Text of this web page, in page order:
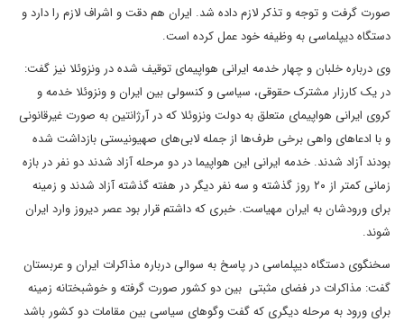
صورت گرفت و توجه و تذکر لازم داده شد. ایران هم دقت و اشراف لازم را دارد و
دستگاه دیپلماسی به وظیفه خود عمل کرده است.
وی درباره خلبان و چهار خدمه ایرانی هواپیمای توقیف شده در ونزوئلا نیز گفت:
در یک کارزار مشترک حقوقی، سیاسی و کنسولی بین ایران و ونزوئلا خدمه و
کروی ایرانی هواپیمای متعلق به دولت ونزوئلا که در آرژانتین به صورت غیرقانونی
و با ادعاهای واهی برخی طرف‌ها از جمله لابی‌های صهیونیستی بازداشت شده
بودند آزاد شدند. خدمه ایرانی این هواپیما در دو مرحله آزاد شدند دو نفر در بازه
زمانی کمتر از ۲۰ روز گذشته و سه نفر دیگر در هفته گذشته آزاد شدند و زمینه
برای ورودشان به ایران مهیاست. خبری که داشتم قرار بود عصر دیروز وارد ایران
شوند.
سخنگوی دستگاه دیپلماسی در پاسخ به سوالی درباره مذاکرات ایران و عربستان
گفت: مذاکرات در فضای مثبتی بین دو کشور صورت گرفته و خوشبختانه زمینه
برای ورود به مرحله دیگری که گفت وگوهای سیاسی بین مقامات دو کشور باشد